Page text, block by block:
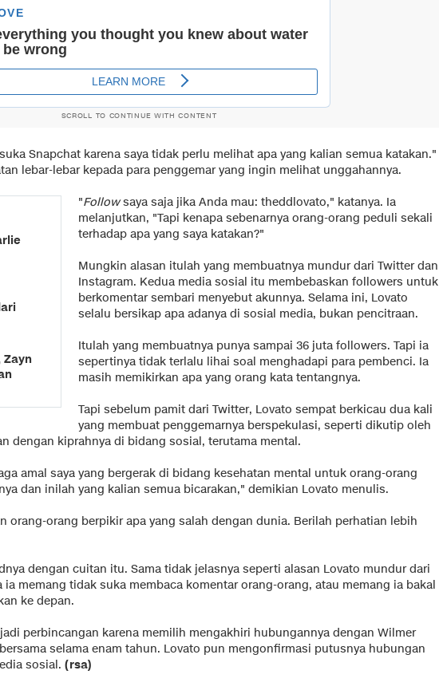
SCROLL TO CONTINUE WITH CONTENT
Snapchat karena saya tidak perlu melihat apa yang kalian semua katakan."
lebar-lebar kepada para penggemar yang ingin melihat unggahannya.
Zayn
"Followsaya saja jika Anda mau: theddlovato," katanya. Ia
melanjutkan, "Tapi kenapa sebenarnya orang-orang peduli sekali
terhadap apa yang saya katakan?"
Mungkin alasan itulah yang membuatnya mundur dari Twitter dan
Instagram. Kedua media sosial itu membebaskan followers untuk
berkomentar sembari menyebut akunnya. Selama ini, Lovato
selalu bersikap apa adanya di sosial media, bukan pencitraan.
Itulah yang membuatnya punya sampai 36 juta followers. Tapi ia
sepertinya tidak terlalu lihai soal menghadapi para pembenci. Ia
masih memikirkan apa yang orang kata tentangnya.
Tapi sebelum pamit dari Twitter, Lovato sempat berkicau dua kali
yang membuat penggemarnya berspekulasi, seperti dikutip oleh
dengan kiprahnya di bidang sosial, terutama mental.
amal saya yang bergerak di bidang kesehatan mental untuk orang-orang
dan inilah yang kalian semua bicarakan," demikian Lovato menulis.
orang-orang berpikir apa yang salah dengan dunia. Berilah perhatian lebih
dengan cuitan itu. Sama tidak jelasnya seperti alasan Lovato mundur dari
ia memang tidak suka membaca komentar orang-orang, atau memang ia bakal
ke depan.
perbincangan karena memilih mengakhiri hubungannya dengan Wilmer
selama enam tahun. Lovato pun mengonfirmasi putusnya hubungan
sosial. (rsa)